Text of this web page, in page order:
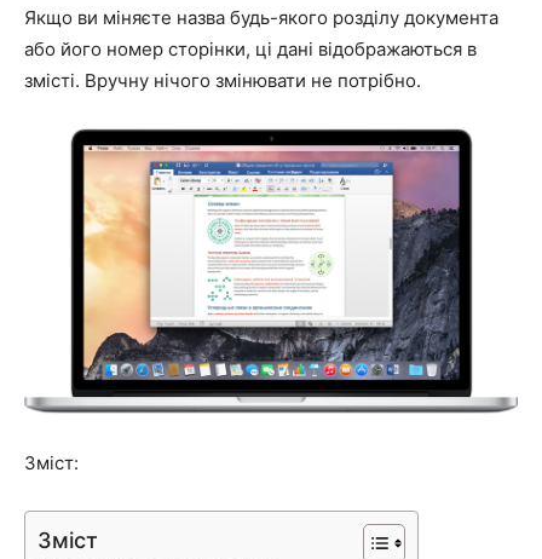
Якщо ви міняєте назва будь-якого розділу документа
або його номер сторінки, ці дані відображаються в
змісті. Вручну нічого змінювати не потрібно.
Зміст:
Зміст